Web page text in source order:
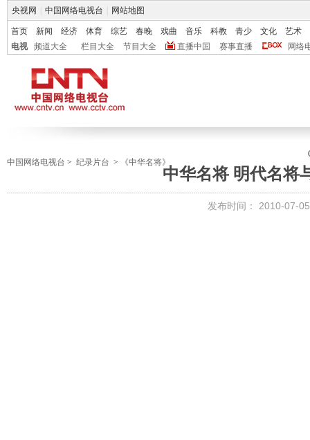
央视网 中国网络电视台 网站地图
首页 新闻 经济 体育 综艺 春晚 戏曲 音乐 科教 青少 文化
艺术
电视
频道大全 栏目大全 节目大全 直播中国 赛事直播 网络
中国网络电视台 > 纪录片台 > 《中华名将》
中华名将 明代名将
发布时间： 2010-07-